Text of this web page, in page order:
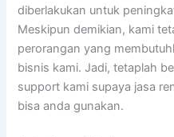
diberlakukan untuk
Meskipun demikian, kami
perorangan yang
bisnis kami. Jadi, tetaplah
support kami supaya jasa
bisa anda gunakan.